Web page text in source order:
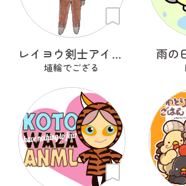
レイヨウ剣士アイベクサー
埴輪でござる
雨の